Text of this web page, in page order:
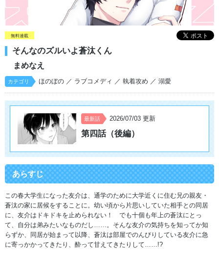
無料連載
そんなのズルいよ蒼汰くん
まめなえ
カテゴリ ほのぼの ／ ラブコメディ ／ 執着攻め ／ 溺愛
最新話 2026/07/03 更新
第四話（後編）
あらすじ
この春大学生になった友介は、通学のために大学近くに住む兄の親友・
蒼汰の家に居候をすることに。幼い頃から片思いしていた相手との同居
に、友介はドキドキを止められない！ でも十個も年上の蒼汰にとっ
て、自分は弟みたいなものだし……。そんな友介の気持ちを知ってか知
らずか、同居が始まって以降、蒼汰は部屋でのんびりしている友介に急
に寄っかかってきたり、酔って甘えてきたりして……!?